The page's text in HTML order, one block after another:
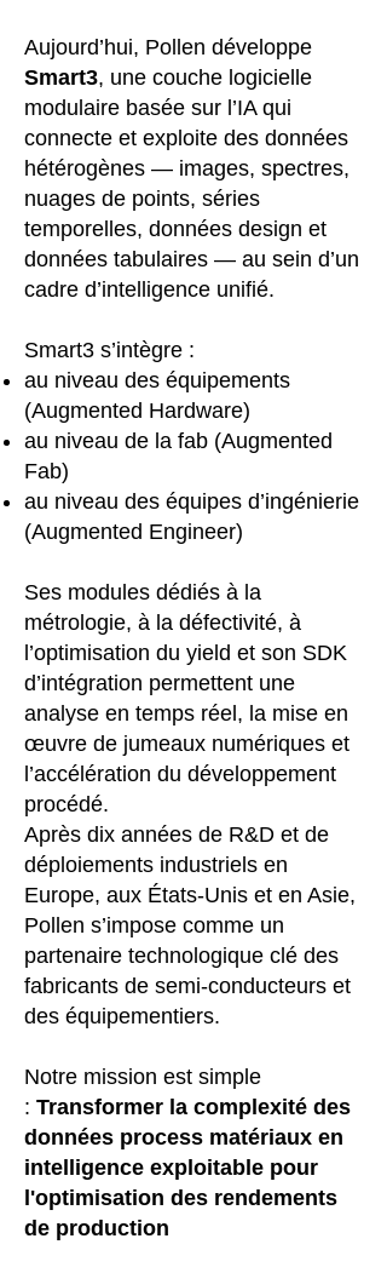
Aujourd’hui, Pollen développe
Smart3, une couche logicielle
modulaire basée sur l’IA qui
connecte et exploite des données
hétérogènes — images, spectres,
nuages de points, séries
temporelles, données design et
données tabulaires — au sein d’un
cadre d’intelligence unifié.
Smart3 s’intègre :
au niveau des équipements
(Augmented Hardware)
au niveau de la fab (Augmented
Fab)
au niveau des équipes d’ingénierie
(Augmented Engineer)
Ses modules dédiés à la
métrologie, à la défectivité, à
l’optimisation du yield et son SDK
d’intégration permettent une
analyse en temps réel, la mise en
œuvre de jumeaux numériques et
l’accélération du développement
procédé.
Après dix années de R&D et de
déploiements industriels en
Europe, aux États-Unis et en Asie,
Pollen s’impose comme un
partenaire technologique clé des
fabricants de semi-conducteurs et
des équipementiers.
Notre mission est simple
: Transformer la complexité des
données process matériaux en
intelligence exploitable pour
l'optimisation des rendements
de production